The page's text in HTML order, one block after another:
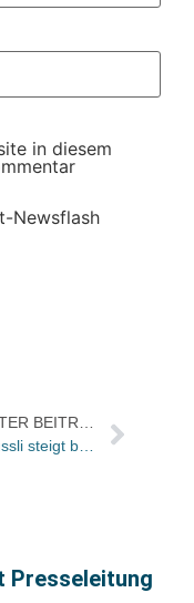
in diesem
Newsflash
Presseleitung